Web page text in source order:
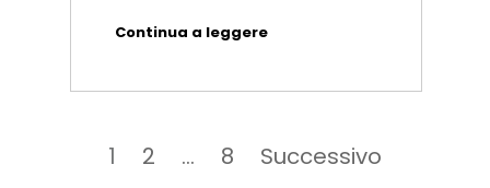
Continua a leggere
articoliPagina
1 Pagina
2 … Pagina
8 Successivo